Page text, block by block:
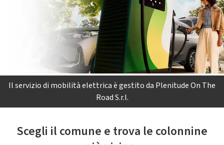
Il servizio di mobilità elettrica è gestito da Plenitude On The
Road S.r.l.
Scegli il comune e trova le colonnine